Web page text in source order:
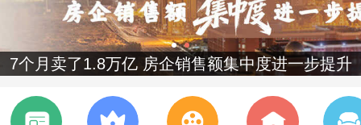
7个月卖了1.8万亿 房企销售额集中度进一步提升